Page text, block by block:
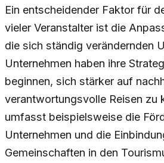
Ein entscheidender Faktor für
vieler Veranstalter ist die
die sich ständig verändernden
Unternehmen haben ihre
beginnen, sich stärker auf
verantwortungsvolle Reisen zu
umfasst beispielsweise die
Unternehmen und die
Gemeinschaften in den